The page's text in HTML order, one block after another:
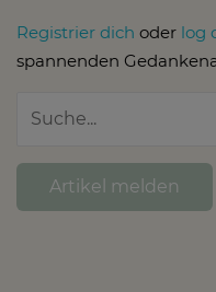
Registrier dich oder log
spannenden
Artikel melden